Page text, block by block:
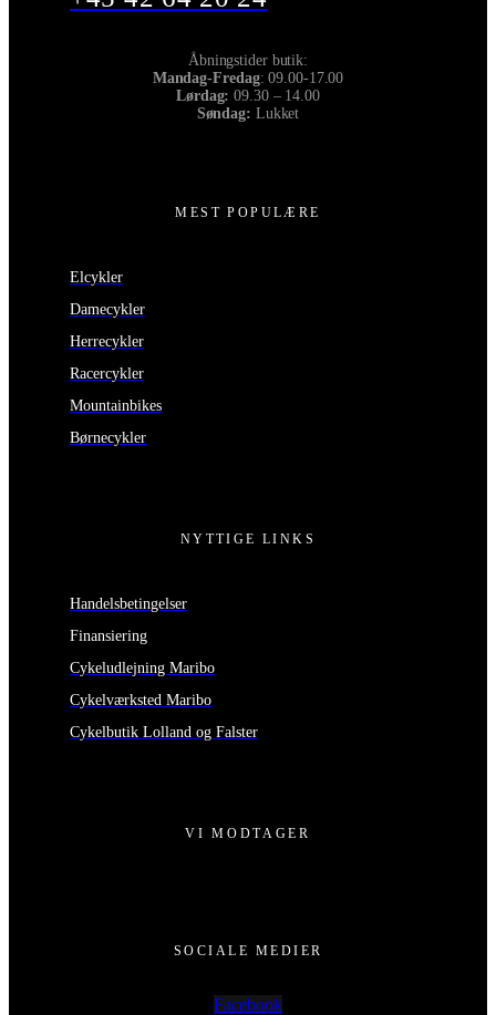
Åbningstider butik:
Mandag-Fredag: 09.00-17.00
Lørdag:09.30 – 14.00
Søndag: Lukket
MEST POPULÆRE
Elcykler
Damecykler
Herrecykler
Racercykler
Mountainbikes
Børnecykler
NYTTIGE LINKS
Handelsbetingelser
Finansiering
Cykeludlejning Maribo
Cykelværksted Maribo
Cykelbutik Lolland og Falster
VI MODTAGER
SOCIALE MEDIER
Facebook